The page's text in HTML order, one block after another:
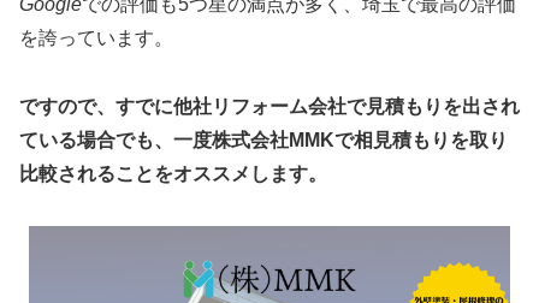
Googleでの評価も5つ星の満点が多く、埼玉で最高の評価
を誇っています。
ですので、すでに他社リフォーム会社で見積もりを出され
ている場合でも、一度株式会社MMKで相見積もりを取り
比較されることをオススメします。